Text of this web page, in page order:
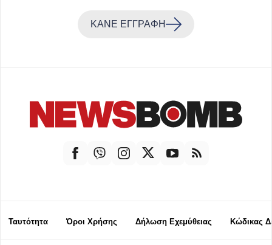
ΚΑΝΕ ΕΓΓΡΑΦΗ
Ταυτότητα Όροι Χρήσης Δήλωση Εχεμύθειας Κώδικας